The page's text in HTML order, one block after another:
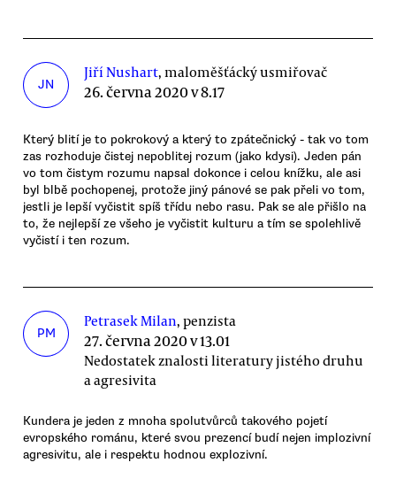
JN
Jiří Nushart, maloměšťácký usmiřovač
26. června 2020 v 8.17
Který blití je to pokrokový a který to zpátečnický - tak vo tom
zas rozhoduje čistej nepoblitej rozum (jako kdysi). Jeden pán
vo tom čistym rozumu napsal dokonce i celou knížku, ale asi
byl blbě pochopenej, protože jiný pánové se pak přeli vo tom,
jestli je lepší vyčistit spíš třídu nebo rasu. Pak se ale přišlo na
to, že nejlepší ze všeho je vyčistit kulturu a tím se spolehlivě
vyčistí i ten rozum.
PM
Petrasek Milan, penzista
27. června 2020 v 13.01
Nedostatek znalosti literatury jistého druhu
a agresivita
Kundera je jeden z mnoha spolutvůrců takového pojetí
evropského románu, které svou prezencí budí nejen implozivní
agresivitu, ale i respektu hodnou explozivní.